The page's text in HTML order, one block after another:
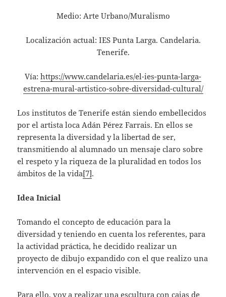
Medio: Arte Urbano/Muralismo
Localización actual: IES Punta Larga. Candelaria.
Tenerife.
Vía: https://www.candelaria.es/el-ies-punta-larga-
estrena-mural-artistico-sobre-diversidad-cultural/
Los institutos de Tenerife están siendo embellecidos
por el artista loca Adán Pérez Farrais. En ellos se
representa la diversidad y la libertad de ser,
transmitiendo al alumnado un mensaje claro sobre
el respeto y la riqueza de la pluralidad en todos los
ámbitos de la vida[7].
Idea Inicial
Tomando el concepto de educación para la
diversidad y teniendo en cuenta los referentes, para
la actividad práctica, he decidido realizar un
proyecto de dibujo expandido con el que realizo una
intervención en el espacio visible.
Para ello, voy a realizar una escultura con cajas de